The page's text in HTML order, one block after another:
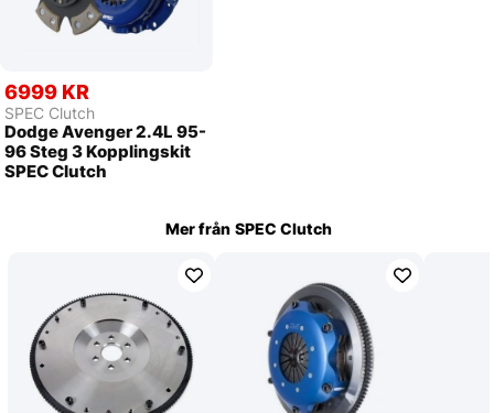
6999 KR
SPEC Clutch
Dodge Avenger 2.4L 95-
96 Steg 3 Kopplingskit
SPEC Clutch
Mer från SPEC Clutch